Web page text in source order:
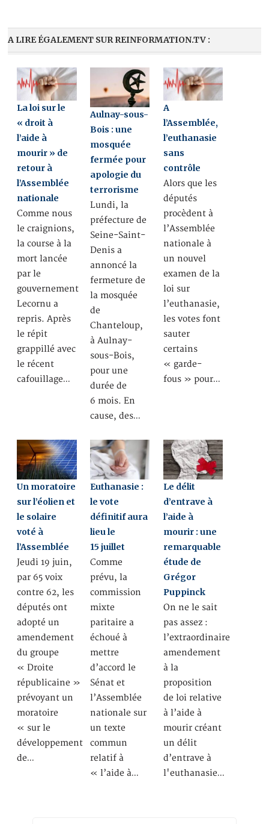
A LIRE ÉGALEMENT SUR REINFORMATION.TV :
La loi sur le
« droit à
l’aide à
mourir » de
retour à
l’Assemblée
nationale
Comme nous
le craignions,
la course à la
mort lancée
par le
gouvernement
Lecornu a
repris. Après
le répit
grappillé avec
le récent
cafouillage…
Aulnay-sous-
Bois : une
mosquée
fermée pour
apologie du
terrorisme
Lundi, la
préfecture de
Seine-Saint-
Denis a
annoncé la
fermeture de
la mosquée
de
Chanteloup,
à Aulnay-
sous-Bois,
pour une
durée de
6 mois. En
cause, des…
A
l’Assemblée,
l’euthanasie
sans
contrôle
Alors que les
députés
procèdent à
l’Assemblée
nationale à
un nouvel
examen de la
loi sur
l’euthanasie,
les votes font
sauter
certains
« garde-
fous » pour…
Un moratoire
sur l’éolien et
le solaire
voté à
l’Assemblée
Jeudi 19 juin,
par 65 voix
contre 62, les
députés ont
adopté un
amendement
du groupe
« Droite
républicaine »
prévoyant un
moratoire
« sur le
développement
de…
Euthanasie :
le vote
définitif aura
lieu le
15 juillet
Comme
prévu, la
commission
mixte
paritaire a
échoué à
mettre
d’accord le
Sénat et
l’Assemblée
nationale sur
un texte
commun
relatif à
« l’aide à…
Le délit
d’entrave à
l’aide à
mourir : une
remarquable
étude de
Grégor
Puppinck
On ne le sait
pas assez :
l’extraordinaire
amendement
à la
proposition
de loi relative
à l’aide à
mourir créant
un délit
d’entrave à
l'euthanasie…